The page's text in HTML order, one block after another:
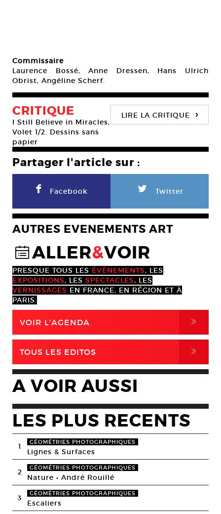
Commissaire
Laurence Bossé, Anne Dressen, Hans Ulrich
Obrist, Angéline Scherf.
CRITIQUE
I Still Believe in Miracles,
Volet 1/2. Dessins sans
papier
LIRE LA CRITIQUE ›
Partager l'article sur :
F Facebook L Twitter
AUTRES EVENEMENTS ART
@ALLER&VOIR
PRESQUE TOUS LES ÉVÈNEMENTS, LES
EXPOSITIONS, LES SPECTACLES, LES
VERNISSAGES EN FRANCE, EN RÉGION ET À
PARIS.
VOIR L'AGENDA ,
TOUS LES EDITOS ,
A VOIR AUSSI
LES PLUS RECENTS
1 GÉOMÉTRIES PHOTOGRAPHIQUES
Lignes & Surfaces
2 GÉOMÉTRIES PHOTOGRAPHIQUES
Nature • André Rouillé
3 GÉOMÉTRIES PHOTOGRAPHIQUES
Escaliers